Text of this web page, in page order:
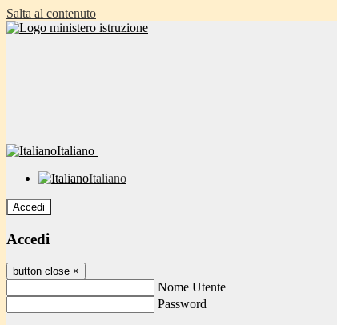
Salta al contenuto
Italiano
Italiano
Accedi
Accedi
button close ×
Nome Utente
Password